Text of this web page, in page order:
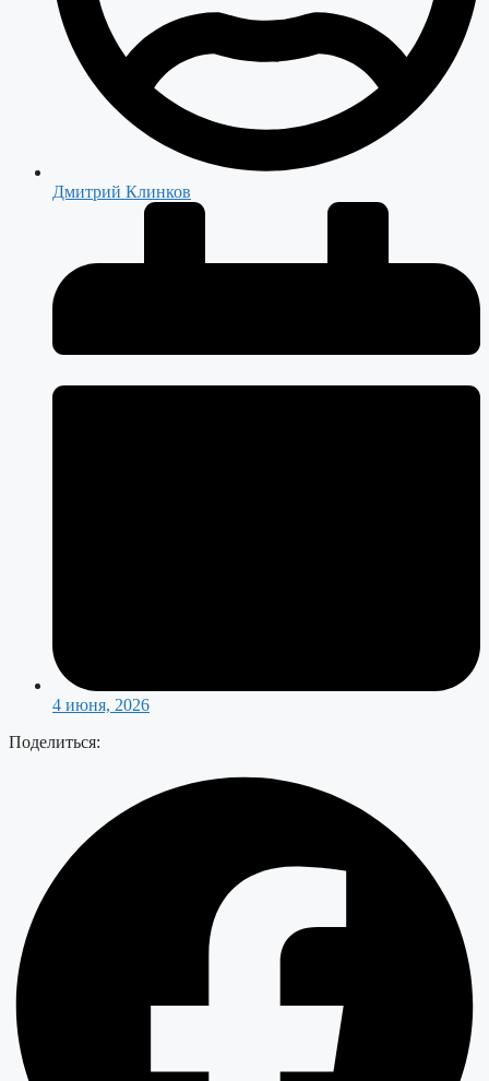
Дмитрий Клинков
4 июня, 2026
Поделиться: